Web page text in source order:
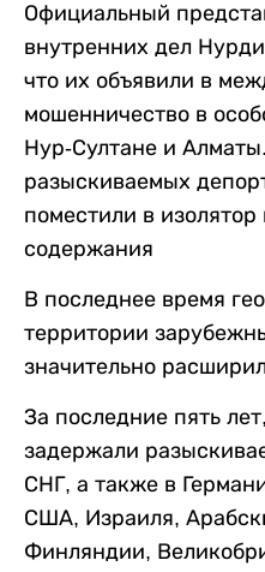
Официальный
внутренних дел
что их объявили в
мошенничество в
Нур-Султане и
разыскиваемых
поместили в изолятор
содержания
В последнее время
территории
значительно
За последние пять
задержали
СНГ, а также в
США, Израиля,
Финляндии,